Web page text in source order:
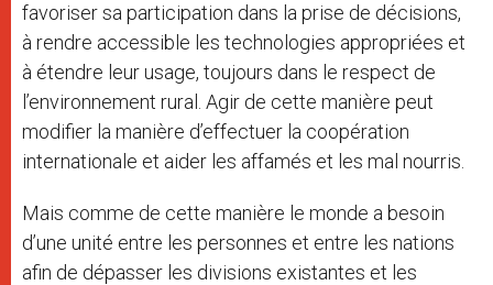
favoriser sa participation dans la prise de décisions,
à rendre accessible les technologies appropriées et
à étendre leur usage, toujours dans le respect de
l’environnement rural. Agir de cette manière peut
modifier la manière d’effectuer la coopération
internationale et aider les affamés et les mal nourris.
Mais comme de cette manière le monde a besoin
d’une unité entre les personnes et entre les nations
afin de dépasser les divisions existantes et les